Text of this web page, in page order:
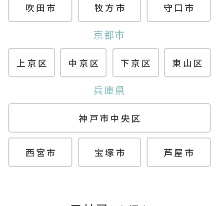
吹田市 牧方市 守口市
京都市
上京区 中京区 下京区 東山区
兵庫県
神戸市中央区
西宮市 宝塚市 芦屋市